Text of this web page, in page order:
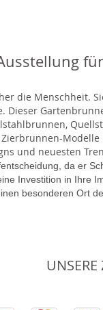
die Menschheit.
Dieser
und neuesten
da er
Investition in Ihre
besonderen Ort